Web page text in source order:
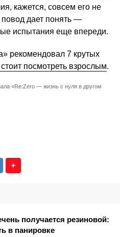
кажется, совсем его не
дает понять —
испытания еще впереди.
рекомендовал 7 крутых
посмотреть взрослым.
«Re:Zero — жизнь с нуля в другом
получается резиновой:
в панировке